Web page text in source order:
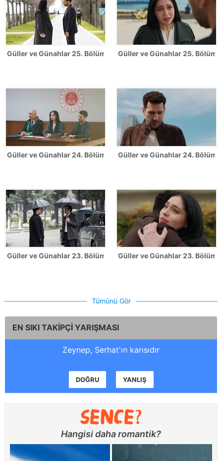
Güller ve Günahlar 25. Bölüm FotoğraflarıGüller ve Günahlar 25.
Güller ve Günahlar 24. Bölüm FotoğraflarıGüller ve Günahlar 24.
Güller ve Günahlar 23. Bölüm FotoğraflarıGüller ve Günahlar 23.
Tümünü Gör
EN SIKI TAKİPÇİ YARIŞMASI
Zeynep, Serhat'ın karısıdır
DOĞRU YANLIŞ
Hangisi daha romantik?